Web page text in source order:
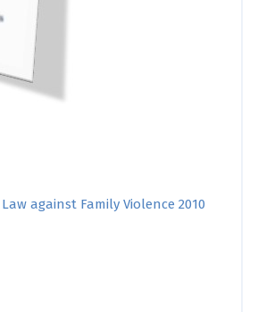
Law against Family Violence 2010